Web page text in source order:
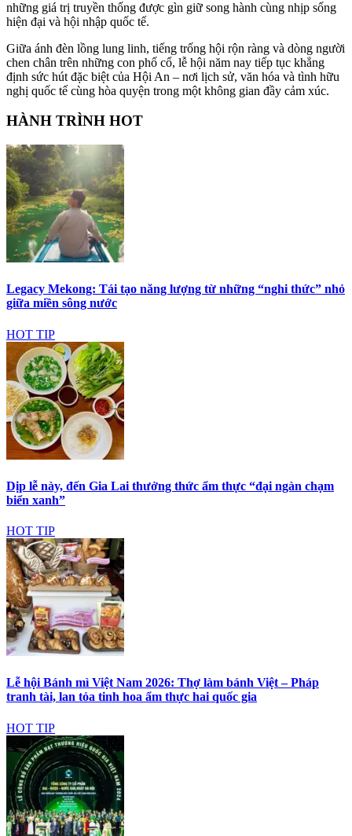
những giá trị truyền thống được gìn giữ song hành cùng nhịp sống
hiện đại và hội nhập quốc tế.
Giữa ánh đèn lồng lung linh, tiếng trống hội rộn ràng và dòng người
chen chân trên những con phố cổ, lễ hội năm nay tiếp tục khẳng
định sức hút đặc biệt của Hội An – nơi lịch sử, văn hóa và tình hữu
nghị quốc tế cùng hòa quyện trong một không gian đầy cảm xúc.
HÀNH TRÌNH HOT
Legacy Mekong: Tái tạo năng lượng từ những “nghi thức” nhỏ
giữa miền sông nước
HOT TIP
Dịp lễ này, đến Gia Lai thưởng thức ẩm thực “đại ngàn chạm
biển xanh”
HOT TIP
Lễ hội Bánh mì Việt Nam 2026: Thợ làm bánh Việt – Pháp
tranh tài, lan tỏa tinh hoa ẩm thực hai quốc gia
HOT TIP